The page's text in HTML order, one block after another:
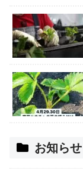
お知ら